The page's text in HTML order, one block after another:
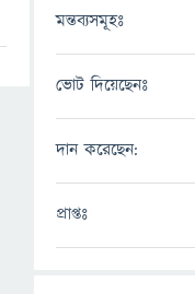
মন্তব্যসমূহঃ
ভোট দিয়েছেনঃ
দান করেছেন:
প্রাপ্তঃ